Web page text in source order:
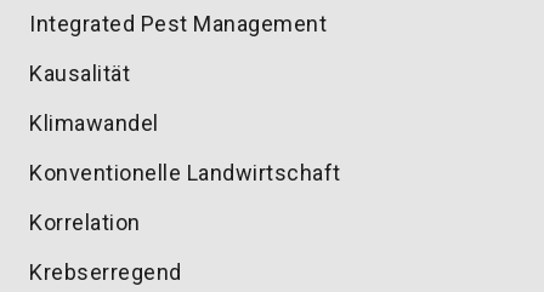
Integrated Pest Management
Kausalität
Klimawandel
Konventionelle Landwirtschaft
Korrelation
Krebserregend